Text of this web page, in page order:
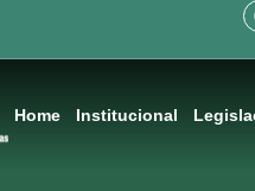
Home Institucional